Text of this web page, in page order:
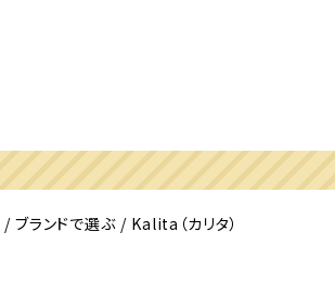
ブランドで選ぶ Kalita（カリタ）